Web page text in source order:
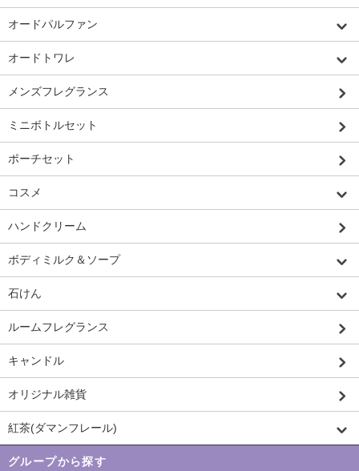
オードパルファン
オードトワレ
メンズフレグランス
ミニボトルセット
ポーチセット
コスメ
ハンドクリーム
ボディミルク＆ソープ
石けん
ルームフレグランス
キャンドル
オリジナル雑貨
紅茶(ダマンフレール)
グループから探す